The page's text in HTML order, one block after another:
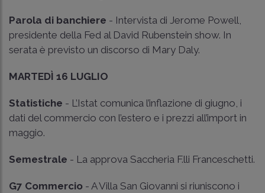
Parola di banchiere - Intervista di Jerome Powell,
presidente della Fed al David Rubenstein show. In
serata è previsto un discorso di Mary Daly.
MARTEDÌ 16 LUGLIO
Statistiche - L’Istat comunica l’inflazione di giugno, i
dati del commercio con l’estero e i prezzi all’import in
maggio.
Semestrale - La approva Saccheria F.lli Franceschetti.
G7 Commercio - A Villa San Giovanni si riuniscono i